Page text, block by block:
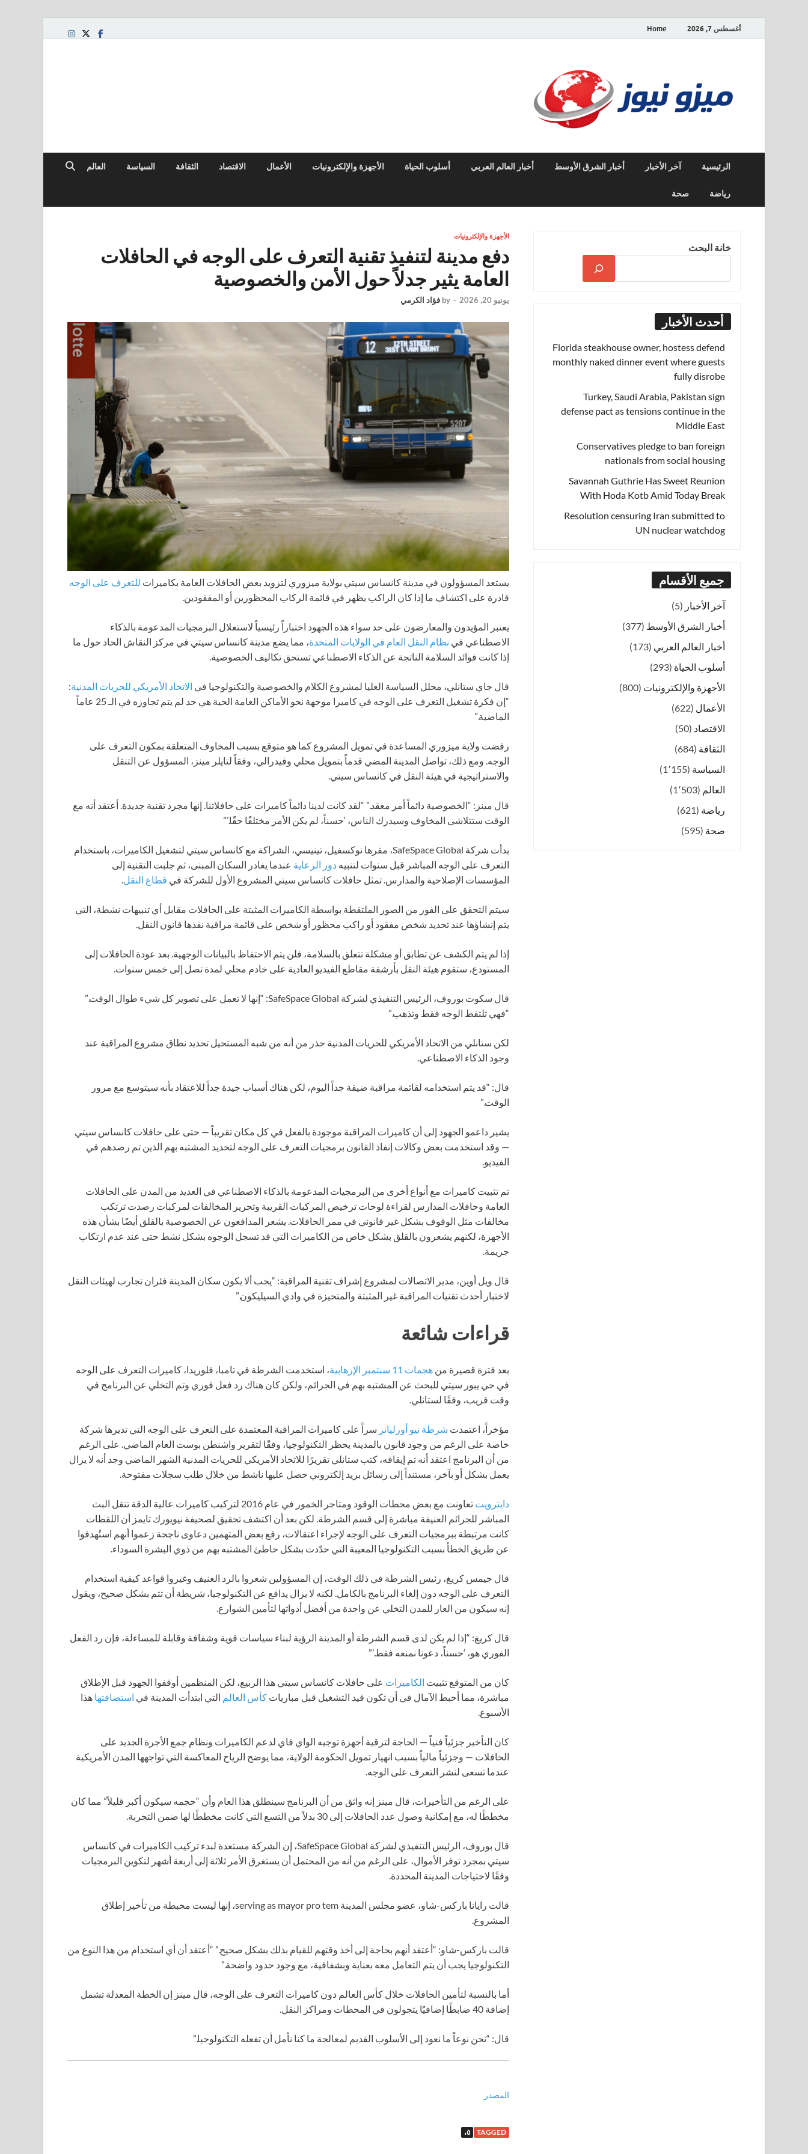
أغسطس 7, 2026 Home
الرئيسية آخر الأخبار أخبار الشرق الأوسط أخبار العالم العربي أسلوب الحياة الأجهزة والإلكترونيات الأعمال الاقتصاد الثقافة السياسة العالم
رياضة صحة
الأجهزة والإلكترونيات
دفع مدينة لتنفيذ تقنية التعرف على الوجه في الحافلات
العامة يثير جدلاً حول الأمن والخصوصية
يونيو 20, 2026 -
by فؤاد الكرمي
يستعد المسؤولون في مدينة كانساس سيتي بولاية ميزوري لتزويد بعض الحافلات العامة بكاميرات للتعرف على الوجه
قادرة على اكتشاف ما إذا كان الراكب يظهر في قائمة الركاب المحظورين أو المفقودين.
يعتبر المؤيدون والمعارضون على حد سواء هذه الجهود اختباراً رئيسياً لاستغلال البرمجيات المدعومة بالذكاء
الاصطناعي في نظام النقل العام في الولايات المتحدة، مما يضع مدينة كانساس سيتي في مركز النقاش الحاد حول ما
إذا كانت فوائد السلامة الناتجة عن الذكاء الاصطناعي تستحق تكاليف الخصوصية.
قال جاي ستانلي، محلل السياسة العليا لمشروع الكلام والخصوصية والتكنولوجيا في الاتحاد الأمريكي للحريات المدنية:
“إن فكرة تشغيل التعرف على الوجه في كاميرا موجهة نحو الأماكن العامة الحية هي حد لم يتم تجاوزه في الـ 25 عاماً
الماضية.”
رفضت ولاية ميزوري المساعدة في تمويل المشروع كما هو متوقع بسبب المخاوف المتعلقة بمكون التعرف على
الوجه. ومع ذلك، تواصل المدينة المضي قدماً بتمويل محلي وفيدرالي، وفقاً لتايلر مينز، المسؤول عن التنقل
والاستراتيجية في هيئة النقل في كانساس سيتي.
قال مينز: “الخصوصية دائماً أمر معقد.” “لقد كانت لدينا دائماً كاميرات على حافلاتنا. إنها مجرد تقنية جديدة. أعتقد أنه مع
الوقت ستتلاشى المخاوف وسيدرك الناس، ‘حسناً، لم يكن الأمر مختلفًا حقًا.’”
بدأت شركة SafeSpace Global، مقرها نوكسفيل، تينيسي، الشراكة مع كانساس سيتي لتشغيل الكاميرات، باستخدام
التعرف على الوجه المباشر قبل سنوات لتنبيه دور الرعاية عندما يغادر السكان المبنى، ثم جلبت التقنية إلى
المؤسسات الإصلاحية والمدارس. تمثل حافلات كانساس سيتي المشروع الأول للشركة في قطاع النقل.
سيتم التحقق على الفور من الصور الملتقطة بواسطة الكاميرات المثبتة على الحافلات مقابل أي تنبيهات نشطة، التي
يتم إنشاؤها عند تحديد شخص مفقود أو راكب محظور أو شخص على قائمة مراقبة نفذها قانون النقل.
إذا لم يتم الكشف عن تطابق أو مشكلة تتعلق بالسلامة، فلن يتم الاحتفاظ بالبيانات الوجهية. بعد عودة الحافلات إلى
المستودع، ستقوم هيئة النقل بأرشفة مقاطع الفيديو العادية على خادم محلي لمدة تصل إلى خمس سنوات.
قال سكوت بوروف، الرئيس التنفيذي لشركة SafeSpace Global: “إنها لا تعمل على تصوير كل شيء طوال الوقت.”
“فهي تلتقط الوجه فقط وتذهب.”
لكن ستانلي من الاتحاد الأمريكي للحريات المدنية حذر من أنه من شبه المستحيل تحديد نطاق مشروع المراقبة عند
وجود الذكاء الاصطناعي.
قال: “قد يتم استخدامه لقائمة مراقبة ضيقة جداً اليوم، لكن هناك أسباب جيدة جداً للاعتقاد بأنه سيتوسع مع مرور
الوقت.”
يشير داعمو الجهود إلى أن كاميرات المراقبة موجودة بالفعل في كل مكان تقريباً — حتى على حافلات كانساس سيتي
— وقد استخدمت بعض وكالات إنفاذ القانون برمجيات التعرف على الوجه لتحديد المشتبه بهم الذين تم رصدهم في
الفيديو.
تم تثبيت كاميرات مع أنواع أخرى من البرمجيات المدعومة بالذكاء الاصطناعي في العديد من المدن على الحافلات
العامة وحافلات المدارس لقراءة لوحات ترخيص المركبات القريبة وتحرير المخالفات لمركبات رصدت ترتكب
مخالفات مثل الوقوف بشكل غير قانوني في ممر الحافلات. يشعر المدافعون عن الخصوصية بالقلق أيضًا بشأن هذه
الأجهزة، لكنهم يشعرون بالقلق بشكل خاص من الكاميرات التي قد تسجل الوجوه بشكل نشط حتى عند عدم ارتكاب
جريمة.
قال ويل أوين، مدير الاتصالات لمشروع إشراف تقنية المراقبة: “يجب ألا يكون سكان المدينة فئران تجارب لهيئات النقل
لاختبار أحدث تقنيات المراقبة غير المثبتة والمتحيزة في وادي السيليكون.”
قراءات شائعة
بعد فترة قصيرة من هجمات 11 سبتمبر الإرهابية
، استخدمت الشرطة في تامبا، فلوريدا، كاميرات التعرف على الوجه
في حي يبور سيتي للبحث عن المشتبه بهم في الجرائم، ولكن كان هناك رد فعل فوري وتم التخلي عن البرنامج في
وقت قريب، وفقًا لستانلي.
مؤخراً، اعتمدت شرطة نيو أورليانز سراً على كاميرات المراقبة المعتمدة على التعرف على الوجه التي تديرها شركة
خاصة على الرغم من وجود قانون بالمدينة يحظر التكنولوجيا، وفقًا لتقرير واشنطن بوست العام الماضي. على الرغم
من أن البرنامج اعتقد أنه تم إيقافه، كتب ستانلي تقريرًا للاتحاد الأمريكي للحريات المدنية الشهر الماضي وجد أنه لا يزال
يعمل بشكل أو بآخر، مستنداً إلى رسائل بريد إلكتروني حصل عليها ناشط من خلال طلب سجلات مفتوحة.
دايترويت
تعاونت مع بعض محطات الوقود ومتاجر الخمور في عام 2016 لتركيب كاميرات عالية الدقة تنقل البث
المباشر للجرائم العنيفة مباشرة إلى قسم الشرطة. لكن بعد أن اكتشف تحقيق لصحيفة نيويورك تايمز أن اللقطات
كانت مرتبطة ببرمجيات التعرف على الوجه لإجراء اعتقالات، رفع بعض المتهمين دعاوى ناجحة زعموا أنهم استُهدفوا
عن طريق الخطأ بسبب التكنولوجيا المعيبة التي حدّدت بشكل خاطئ المشتبه بهم من ذوي البشرة السوداء.
قال جيمس كريغ، رئيس الشرطة في ذلك الوقت، إن المسؤولين شعروا بالرد العنيف وغيروا قواعد كيفية استخدام
التعرف على الوجه دون إلغاء البرنامج بالكامل. لكنه لا يزال يدافع عن التكنولوجيا، شريطة أن تتم بشكل صحيح، ويقول
إنه سيكون من العار للمدن التخلي عن واحدة من أفضل أدواتها لتأمين الشوارع.
قال كريغ: “إذا لم يكن لدى قسم الشرطة أو المدينة الرؤية لبناء سياسات قوية وشفافة وقابلة للمساءلة، فإن رد الفعل
الفوري هو، ‘حسناً، دعونا نمنعه فقط.’”
كان من المتوقع تثبيت الكاميرات على حافلات كانساس سيتي هذا الربيع، لكن المنظمين أوقفوا الجهود قبل الإطلاق
مباشرة، مما أحبط الآمال في أن تكون قيد التشغيل قبل مباريات كأس العالم التي ابتدأت المدينة في استضافتها هذا
الأسبوع.
كان التأخير جزئياً فنياً — الحاجة لترقية أجهزة توجيه الواي فاي لدعم الكاميرات ونظام جمع الأجرة الجديد على
الحافلات — وجزئياً مالياً بسبب انهيار تمويل الحكومة الولاية، مما يوضح الرياح المعاكسة التي تواجهها المدن الأمريكية
عندما تسعى لنشر التعرف على الوجه.
على الرغم من التأخيرات، قال مينز إنه واثق من أن البرنامج سينطلق هذا العام وأن “حجمه سيكون أكبر قليلاً” مما كان
مخططًا له، مع إمكانية وصول عدد الحافلات إلى 30 بدلاً من التسع التي كانت مخططًا لها ضمن التجربة.
قال بوروف، الرئيس التنفيذي لشركة SafeSpace Global، إن الشركة مستعدة لبدء تركيب الكاميرات في كانساس
سيتي بمجرد توفر الأموال، على الرغم من أنه من المحتمل أن يستغرق الأمر ثلاثة إلى أربعة أشهر لتكوين البرمجيات
وفقًا لاحتياجات المدينة المحددة.
قالت رايانا باركس-شاو، عضو مجلس المدينة serving as mayor pro tem، إنها ليست محبطة من تأخير إطلاق
المشروع.
قالت باركس-شاو: “أعتقد أنهم بحاجة إلى أخذ وقتهم للقيام بذلك بشكل صحيح.” “أعتقد أن أي استخدام من هذا النوع من
التكنولوجيا يجب أن يتم التعامل معه بعناية وبشفافية، مع وجود حدود واضحة.”
أما بالنسبة لتأمين الحافلات خلال كأس العالم دون كاميرات التعرف على الوجه، قال مينز إن الخطة المعدلة تشمل
إضافة 40 ضابطًا إضافيًا يتجولون في المحطات ومراكز النقل.
قال: “نحن نوعاً ما نعود إلى الأسلوب القديم لمعالجة ما كنا نأمل أن تفعله التكنولوجيا.”
المصدر
TAGGED ٥،
خانة البحث
أحدث الأخبار
Florida steakhouse owner, hostess defend
monthly naked dinner event where guests
fully disrobe
Turkey, Saudi Arabia, Pakistan sign
defense pact as tensions continue in the
Middle East
Conservatives pledge to ban foreign
nationals from social housing
Savannah Guthrie Has Sweet Reunion
With Hoda Kotb Amid Today Break
Resolution censuring Iran submitted to
UN nuclear watchdog
جميع الأقسام
آخر الأخبار (5)
أخبار الشرق الأوسط (377)
أخبار العالم العربي (173)
أسلوب الحياة (293)
الأجهزة والإلكترونيات (800)
الأعمال (622)
الاقتصاد (50)
الثقافة (684)
السياسة (1٬155)
العالم (1٬503)
رياضة (621)
صحة (595)